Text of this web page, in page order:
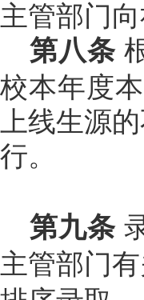
主管部门向
第八条
校本年度
上线生源
行。
第九条
主管部门